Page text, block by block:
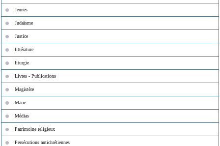
Jeunes
Judaïsme
Justice
littérature
liturgie
Livres - Publications
Magistère
Marie
Médias
Patrimoine religieux
Persécutions antichrétiennes